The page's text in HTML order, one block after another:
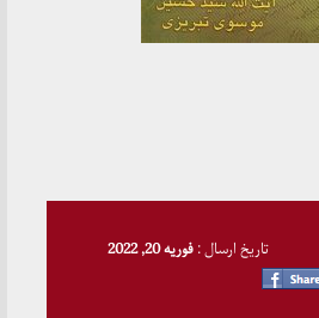
تاریخ ارسال :فوریه 20, 2022